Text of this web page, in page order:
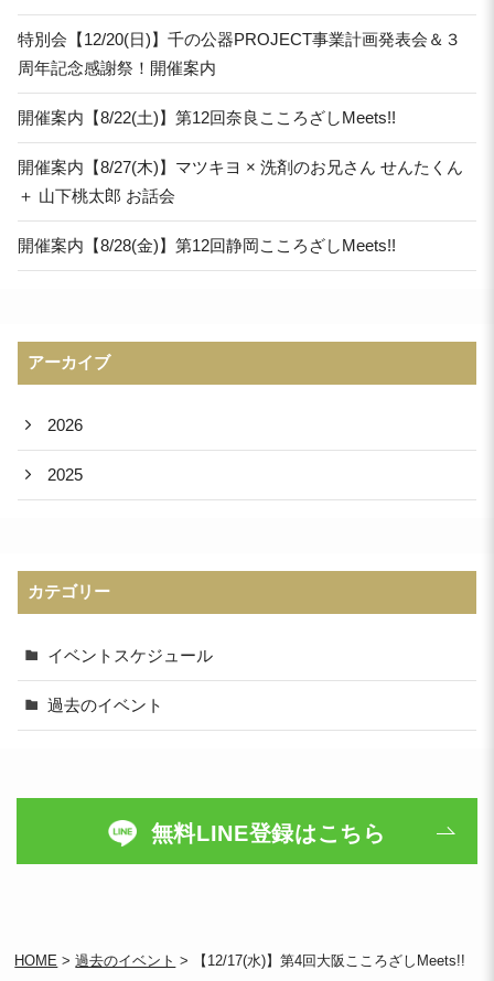
特別会【12/20(日)】千の公器PROJECT事業計画発表会＆３
周年記念感謝祭！開催案内
開催案内【8/22(土)】第12回奈良こころざしMeets!!
開催案内【8/27(木)】マツキヨ × 洗剤のお兄さん せんたくん
＋ 山下桃太郎 お話会
開催案内【8/28(金)】第12回静岡こころざしMeets!!
アーカイブ
2026
2025
カテゴリー
イベントスケジュール
過去のイベント
無料LINE登録はこちら
HOME >過去のイベント > 【12/17(水)】第4回大阪こころざしMeets!!